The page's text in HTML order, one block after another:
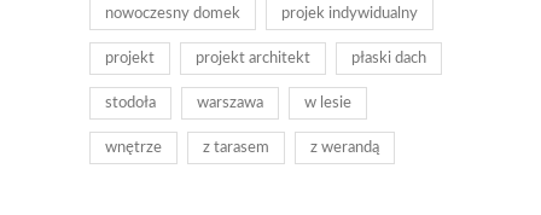
nowoczesny domek projek indywidualny
projekt projekt architekt płaski dach
stodoła warszawa w lesie
wnętrze z tarasem z werandą